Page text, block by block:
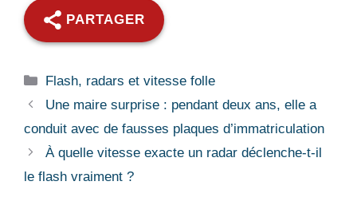
PARTAGER
Catégories
Flash, radars et vitesse folle
Une maire surprise : pendant deux ans, elle a
conduit avec de fausses plaques d’immatriculation
À quelle vitesse exacte un radar déclenche-t-il
le flash vraiment ?